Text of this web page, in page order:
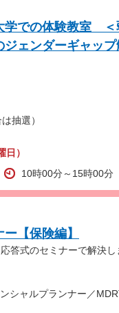
学での体験教室
ジェンダーギャッ
抽選）
）
10時00分～15時00分
【保険編】
答式のセミナーで解決
ャルプランナー／